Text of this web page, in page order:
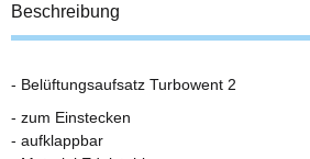
Beschreibung
- Belüftungsaufsatz Turbowent 2
- zum Einstecken
- aufklappbar